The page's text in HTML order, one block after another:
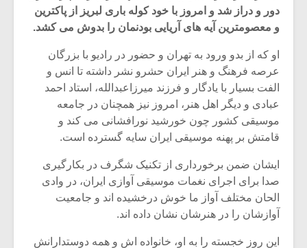
دور و دراز شد و امروز با خود کوله باری لبریز از پاکترین
و معصومترین آیه های آریایی بودنمان را بدوش می کشد.
او که از بدو ورود به تهران و حضور در رادیو با بزرگان
عرصه فرهنگ و هنر ایران حشرو نشر داشته تا انس و
الفت بسیار با یادگار و فرزند میرزاعبدالله، استاد احمد
عبادی و دیگر اهل هنر، امروز نیز همچنان در جامعه
موسیقی کشور چون خورشید نورافشانی می کند و
قامتش بر پهنه موسیقی ایران سایه گسترده است.
ایشان ضمن برخورداری از تکنیک شگرف در بکارگیری
صدا برای اجرای نغمات موسیقی آوازی ایران، در وادی
الحان مختلف آواز ما خوش درخشیده اند و جامعیت
آوازشان را در هنرشان نشان داده اند.
این روز خجسته را به او، خانواده اش و همه دوستدارانش